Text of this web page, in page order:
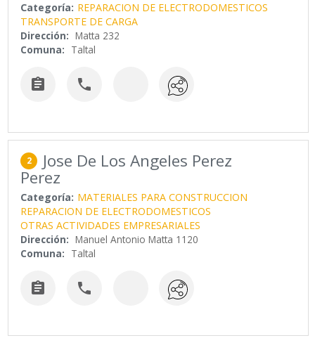
Categoría: REPARACION DE ELECTRODOMESTICOS
TRANSPORTE DE CARGA
Dirección: Matta 232
Comuna: Taltal
 
2 Jose De Los Angeles Perez
Perez
Categoría: MATERIALES PARA CONSTRUCCION
REPARACION DE ELECTRODOMESTICOS
OTRAS ACTIVIDADES EMPRESARIALES
Dirección: Manuel Antonio Matta 1120
Comuna: Taltal
 